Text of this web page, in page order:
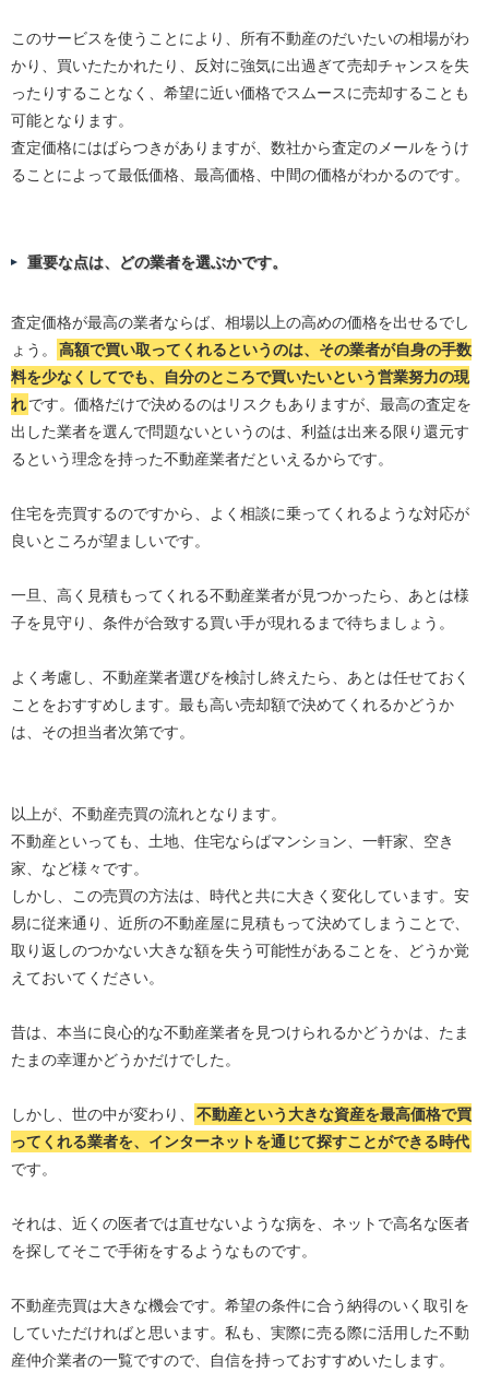
このサービスを使うことにより、所有不動産のだいたいの相場がわ
かり、買いたたかれたり、反対に強気に出過ぎて売却チャンスを失
ったりすることなく、希望に近い価格でスムースに売却することも
可能となります。
査定価格にはばらつきがありますが、数社から査定のメールをうけ
ることによって最低価格、最高価格、中間の価格がわかるのです。
重要な点は、どの業者を選ぶかです。
査定価格が最高の業者ならば、相場以上の高めの価格を出せるでし
ょう。
高額で買い取ってくれるというのは、その業者が自身の手数
料を少なくしてでも、自分のところで買いたいという営業努力の現
れです。価格だけで決めるのはリスクもありますが、最高の査定を
出した業者を選んで問題ないというのは、利益は出来る限り還元す
るという理念を持った不動産業者だといえるからです。
住宅を売買するのですから、よく相談に乗ってくれるような対応が
良いところが望ましいです。
一旦、高く見積もってくれる不動産業者が見つかったら、あとは様
子を見守り、条件が合致する買い手が現れるまで待ちましょう。
よく考慮し、不動産業者選びを検討し終えたら、あとは任せておく
ことをおすすめします。最も高い売却額で決めてくれるかどうか
は、その担当者次第です。
以上が、不動産売買の流れとなります。
不動産といっても、土地、住宅ならばマンション、一軒家、空き
家、など様々です。
しかし、この売買の方法は、時代と共に大きく変化しています。安
易に従来通り、近所の不動産屋に見積もって決めてしまうことで、
取り返しのつかない大きな額を失う可能性があることを、どうか覚
えておいてください。
昔は、本当に良心的な不動産業者を見つけられるかどうかは、たま
たまの幸運かどうかだけでした。
しかし、世の中が変わり、
不動産という大きな資産を最高価格で買
ってくれる業者を、インターネットを通じて探すことができる時代
です。
それは、近くの医者では直せないような病を、ネットで高名な医者
を探してそこで手術をするようなものです。
不動産売買は大きな機会です。希望の条件に合う納得のいく取引を
していただければと思います。私も、実際に売る際に活用した不動
産仲介業者の一覧ですので、自信を持っておすすめいたします。